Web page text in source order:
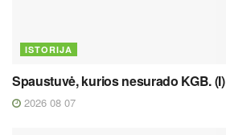
ISTORIJA
Spaustuvė, kurios nesurado KGB. (I)
2026 08 07